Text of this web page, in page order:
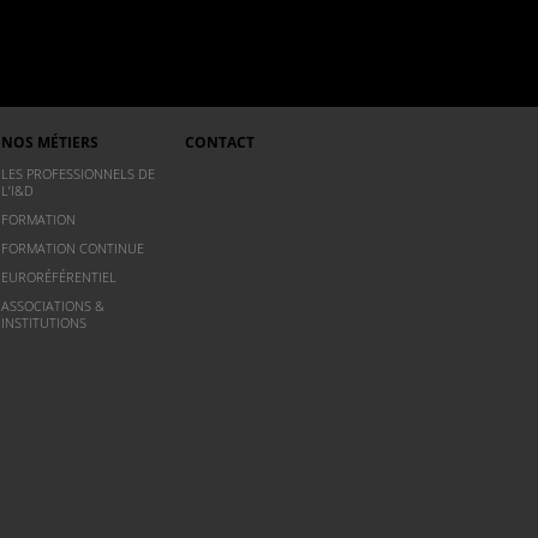
NOS MÉTIERS
LES PROFESSIONNELS DE
L’I&D
FORMATION
FORMATION CONTINUE
EURORÉFÉRENTIEL
ASSOCIATIONS &
INSTITUTIONS
CONTACT